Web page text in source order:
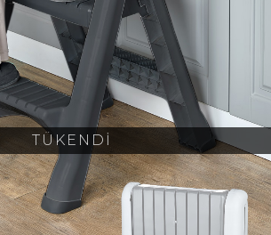
TÜKENDİ